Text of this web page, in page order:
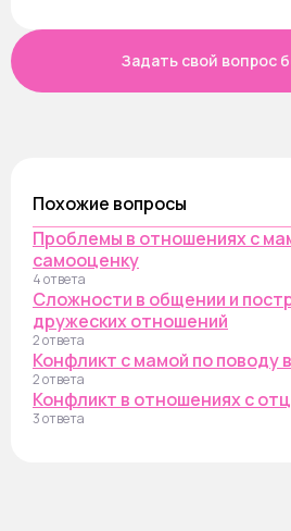
Задать свой вопрос
Похожие вопросы
Проблемы в отношениях с
самооценку
4 ответа
Сложности в общении и
дружеских отношений
2 ответа
Конфликт с мамой по поводу
2 ответа
Конфликт в отношениях с
3 ответа